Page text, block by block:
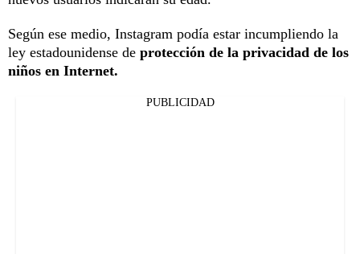
Según ese medio, Instagram podía estar incumpliendo la
ley estadounidense de protección de la privacidad de los
niños en Internet.
PUBLICIDAD